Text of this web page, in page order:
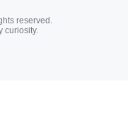
reserved.
curiosity.